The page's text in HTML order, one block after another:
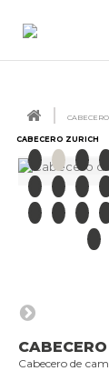
CABECERO ZURICH
Cabecero de